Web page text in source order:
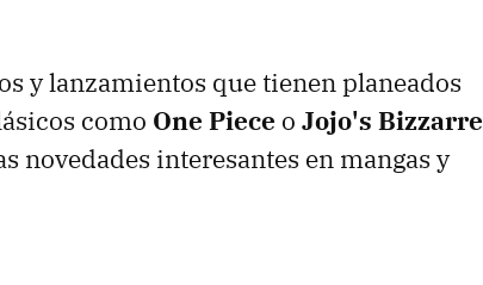
y lanzamientos que tienen planeados
como One Piece o Jojo's Bizzarre
novedades interesantes en mangas y